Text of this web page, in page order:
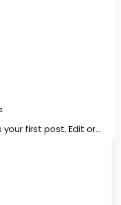
your first post. Edit or…